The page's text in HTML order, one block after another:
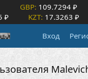
GBP: 109.7294 ₽
₽ KZT: 17.3263 ₽
Вход